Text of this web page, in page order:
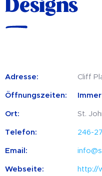
Designs
Adresse: Cliff
Öffnungszeiten:
Ort: St.
Telefon: 246-
Email:
Webseite:
http://